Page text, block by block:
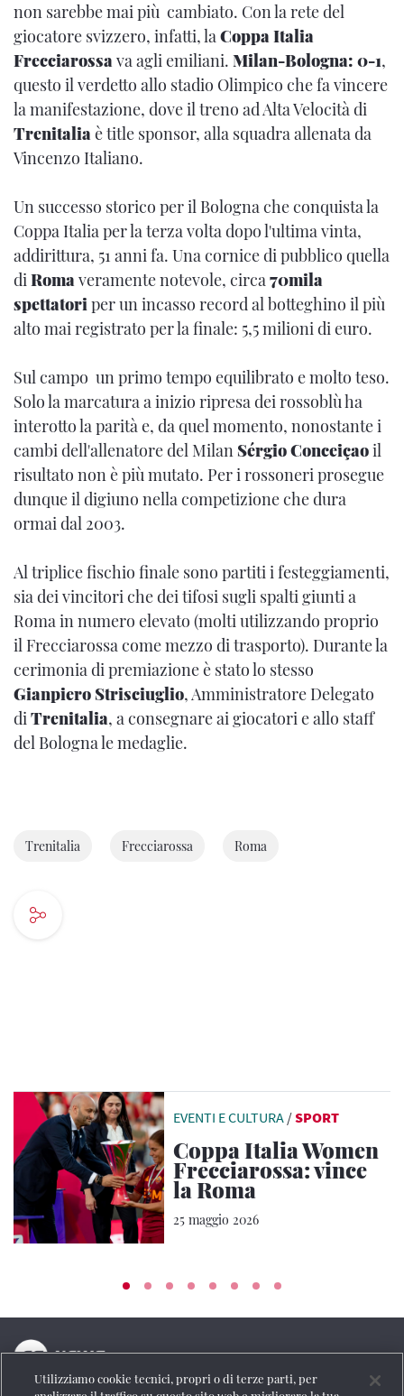
non sarebbe mai più cambiato. Con la rete del
giocatore svizzero, infatti, laCoppa Italia
Frecciarossava agli emiliani. Milan-Bologna: 0-1,
questo il verdetto allo stadio Olimpico che fa vincere
la manifestazione, dove il treno ad Alta Velocità di
Trenitaliaè title sponsor, alla squadra allenata da
Vincenzo Italiano.
Un successo storico per il Bologna che conquista la
Coppa Italia per la terza volta dopo l'ultima vinta,
addirittura, 51 anni fa. Una cornice di pubblico quella
diRomaveramente notevole, circa70mila
spettatoriper un incasso record al botteghino il più
alto mai registrato per la finale: 5,5 milioni di euro.
Sul campo un primo tempo equilibrato e molto teso.
Solo la marcatura a inizio ripresa dei rossoblù ha
interotto la parità e, da quel momento, nonostante i
cambi dell'allenatore del Milan Sérgio Conceiçaoil
risultato non è più mutato. Per i rossoneri prosegue
dunque il digiuno nella competizione che dura
ormai dal 2003.
Al triplice fischio finale sono partiti i festeggiamenti,
sia dei vincitori che dei tifosi sugli spalti giunti a
Roma in numero elevato (molti utilizzando proprio
il Frecciarossa come mezzo di trasporto). Durante la
cerimonia di premiazione è stato lo stesso
Gianpiero Strisciuglio, Amministratore Delegato
diTrenitalia, a consegnare ai giocatori e allo staff
del Bologna le medaglie.
Trenitalia Frecciarossa Roma
EVENTI E CULTURA /SPORT
Coppa Italia Women
Frecciarossa: vince
la Roma
25 maggio 2026
La testata online del Gruppo FS Italiane
Utilizziamo cookie tecnici, propri o di terze parti, per